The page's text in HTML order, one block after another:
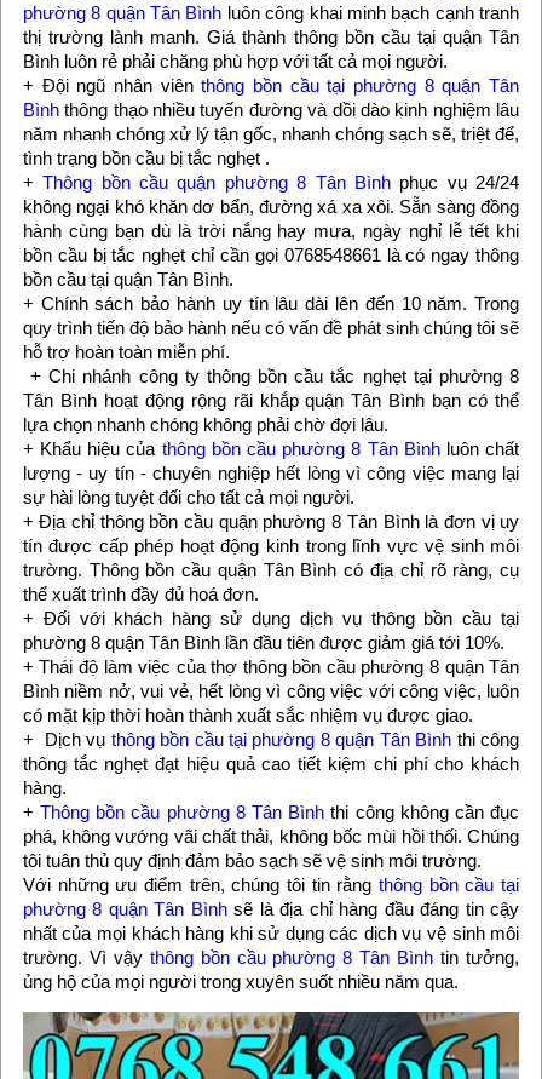
phường 8 quận Tân Bình luôn công khai minh bạch cạnh tranh
thị trường lành manh. Giá thành thông bồn cầu tại quận Tân
Bình luôn rẻ phải chăng phù hợp với tất cả mọi người.
+ Đội ngũ nhân viênthông bồn cầu tại phường 8 quận Tân
Bìnhthông thạo nhiều tuyến đường và dồi dào kinh nghiệm lâu
năm nhanh chóng xử lý tận gốc, nhanh chóng sạch sẽ, triệt để,
tình trạng bồn cầu bị tắc nghẹt .
+Thông bồn cầu quận phường 8 Tân Bình phục vụ 24/24
không ngại khó khăn dơ bẩn, đường xá xa xôi. Sẵn sàng đồng
hành cùng bạn dù là trời nắng hay mưa, ngày nghỉ lễ tết khi
bồn cầu bị tắc nghẹt chỉ cần gọi 0768548661 là có ngay thông
bồn cầu tại quận Tân Bình.
+ Chính sách bảo hành uy tín lâu dài lên đến 10 năm. Trong
quy trình tiến độ bảo hành nếu có vấn đề phát sinh chúng tôi sẽ
hỗ trợ hoàn toàn miễn phí.
+ Chi nhánh công ty thông bồn cầu tắc nghẹt tại phường 8
Tân Bình hoạt động rộng rãi khắp quận Tân Bình bạn có thể
lựa chọn nhanh chóng không phải chờ đợi lâu.
+ Khẩu hiệu của thông bồn cầu phường 8 Tân Bìnhluôn chất
lượng - uy tín - chuyên nghiệp hết lòng vì công việc mang lại
sự hài lòng tuyệt đối cho tất cả mọi người.
+ Địa chỉ thông bồn cầu quận phường 8 Tân Bình là đơn vị uy
tín được cấp phép hoạt động kinh trong lĩnh vực vệ sinh môi
trường. Thông bồn cầu quận Tân Bình có địa chỉ rõ ràng, cụ
thể xuất trình đầy đủ hoá đơn.
+ Đối với khách hàng sử dụng dịch vụ thông bồn cầu tại
phường 8 quận Tân Bình lần đầu tiên được giảm giá tới 10%.
+ Thái độ làm việc của thợ thông bồn cầu phường 8 quận Tân
Bình niềm nở, vui vẻ, hết lòng vì công việc với công việc, luôn
có mặt kịp thời hoàn thành xuất sắc nhiệm vụ được giao.
+ Dịch vụ thông bồn cầu tại phường 8 quận Tân Bình thi công
thông tắc nghẹt đạt hiệu quả cao tiết kiệm chi phí cho khách
hàng.
+Thông bồn cầu phường 8 Tân Bình thi công không cần đục
phá, không vướng vãi chất thải, không bốc mùi hồi thối. Chúng
tôi tuân thủ quy định đảm bảo sạch sẽ vệ sinh môi trường.
Với những ưu điểm trên, chúng tôi tin rằngthông bồn cầu tại
phường 8 quận Tân Bìnhsẽ là địa chỉ hàng đầu đáng tin cậy
nhất của mọi khách hàng khi sử dụng các dịch vụ vệ sinh môi
trường. Vì vậy thông bồn cầu phường 8 Tân Bình tin tưởng,
ủng hộ của mọi người trong xuyên suốt nhiều năm qua.